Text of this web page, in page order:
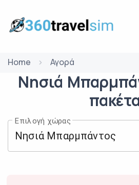
Home Αγορά
Νησιά
πακέτα
Επιλογή χώρας